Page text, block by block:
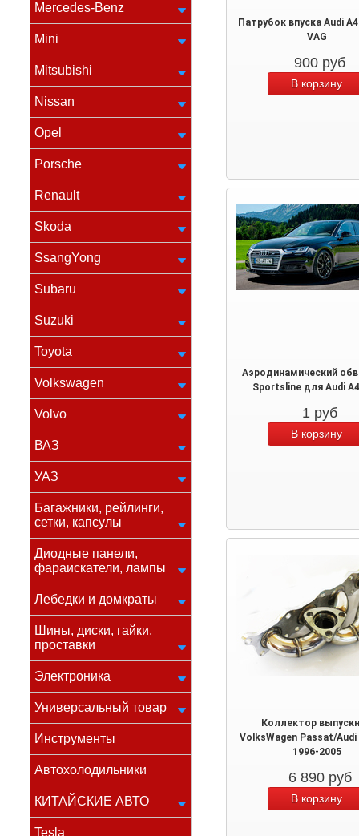
Mercedes-Benz
Mini
Mitsubishi
Nissan
Opel
Porsche
Renault
Skoda
SsangYong
Subaru
Suzuki
Toyota
Volkswagen
Volvo
ВАЗ
УАЗ
Багажники, рейлинги,
сетки, капсулы
Диодные панели,
фараискатели, лампы
Лебедки и домкраты
Шины, диски, гайки,
проставки
Электроника
Универсальный товар
Инструменты
Автохолодильники
КИТАЙСКИЕ АВТО
Tesla
Патрубок впуска Audi
VAG
900 руб
Аэродинамический
Sportsline для Audi
1 руб
Коллектор
VolksWagen Passat/Audi
1996-2005
6 890 руб